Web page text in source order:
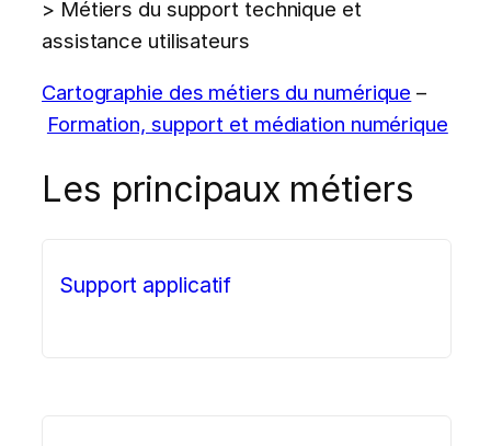
> Métiers du support technique et
assistance utilisateurs
Cartographie des métiers du numérique –
Formation, support et médiation numérique
Les principaux métiers
Support applicatif